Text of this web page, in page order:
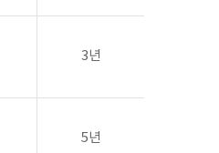
3년
5년